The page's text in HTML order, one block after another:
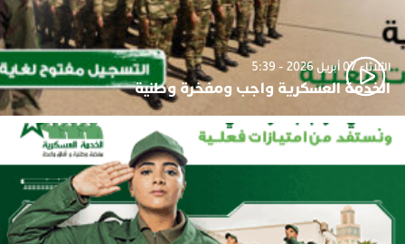
الثلاثاء 07 أبريل 2026 - 5:39
الخدمة العسكرية واجب ومفخرة وطنية